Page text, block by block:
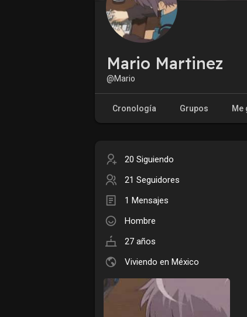
Mario Martinez
@Mario
Cronología Grupos Me
20 Siguiendo
21 Seguidores
1 Mensajes
Hombre
27 años
Viviendo en México